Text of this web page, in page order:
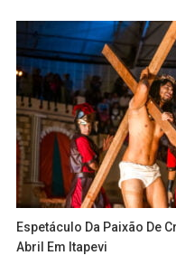
Espetáculo Da Paixão De
Abril Em Itapevi